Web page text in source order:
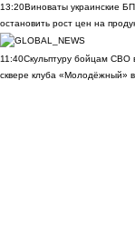
13:20Виноваты украинские
остановить рост цен на
11:40Скульптуру бойцам СВО
сквере клуба «Молодёжный»